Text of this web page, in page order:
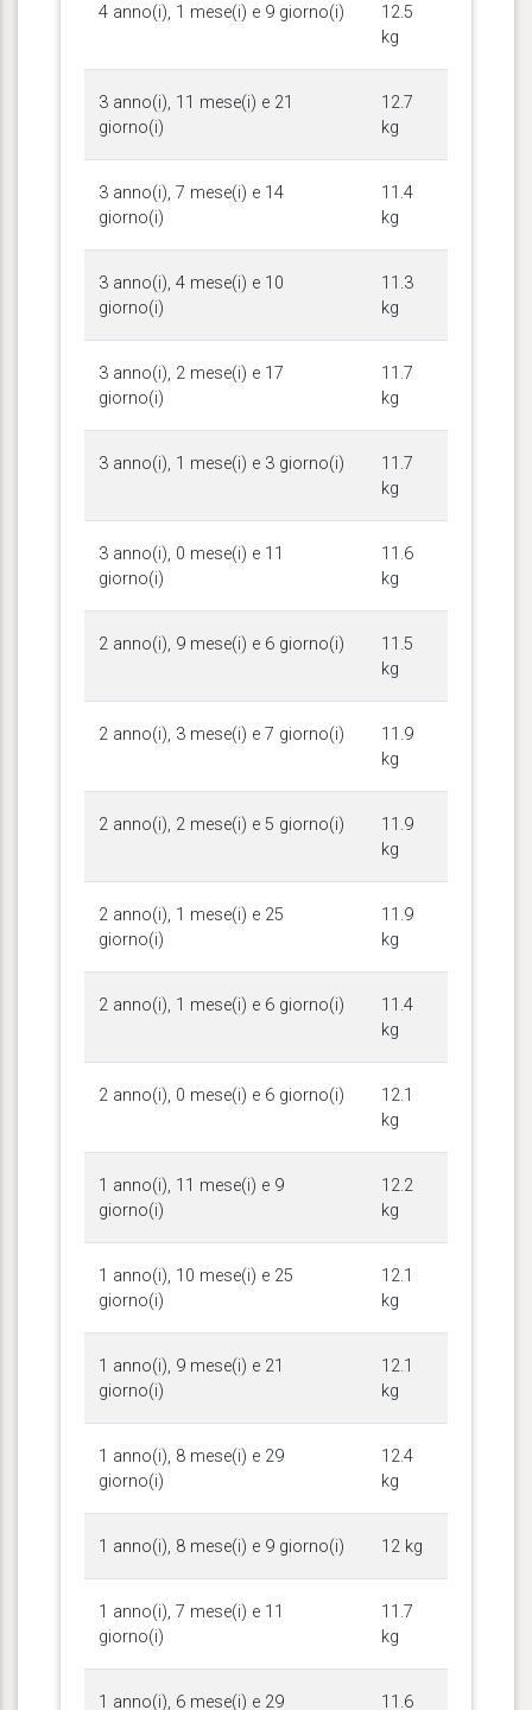
4 anno(i), 1 mese(i) e 9 giorno(i)
12.5
kg
3 anno(i), 11 mese(i) e 21
giorno(i)
12.7
kg
3 anno(i), 7 mese(i) e 14
giorno(i)
11.4
kg
3 anno(i), 4 mese(i) e 10
giorno(i)
11.3
kg
3 anno(i), 2 mese(i) e 17
giorno(i)
11.7
kg
3 anno(i), 1 mese(i) e 3 giorno(i)
11.7
kg
3 anno(i), 0 mese(i) e 11
giorno(i)
11.6
kg
2 anno(i), 9 mese(i) e 6 giorno(i)
11.5
kg
2 anno(i), 3 mese(i) e 7 giorno(i)
11.9
kg
2 anno(i), 2 mese(i) e 5 giorno(i)
11.9
kg
2 anno(i), 1 mese(i) e 25
giorno(i)
11.9
kg
2 anno(i), 1 mese(i) e 6 giorno(i)
11.4
kg
2 anno(i), 0 mese(i) e 6 giorno(i)
12.1
kg
1 anno(i), 11 mese(i) e 9
giorno(i)
12.2
kg
1 anno(i), 10 mese(i) e 25
giorno(i)
12.1
kg
1 anno(i), 9 mese(i) e 21
giorno(i)
12.1
kg
1 anno(i), 8 mese(i) e 29
giorno(i)
12.4
kg
1 anno(i), 8 mese(i) e 9 giorno(i) 12 kg
1 anno(i), 7 mese(i) e 11
giorno(i)
11.7
kg
1 anno(i), 6 mese(i) e 29 11.6